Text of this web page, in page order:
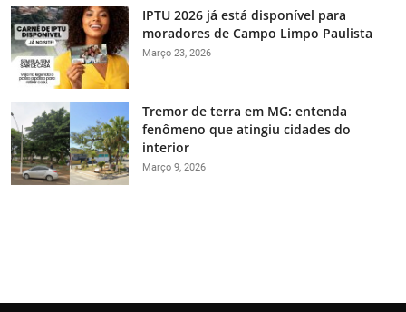
IPTU 2026 já está disponível para
moradores de Campo Limpo Paulista
Março 23, 2026
Tremor de terra em MG: entenda
fenômeno que atingiu cidades do
interior
Março 9, 2026